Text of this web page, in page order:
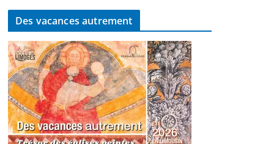
Des vacances autrement